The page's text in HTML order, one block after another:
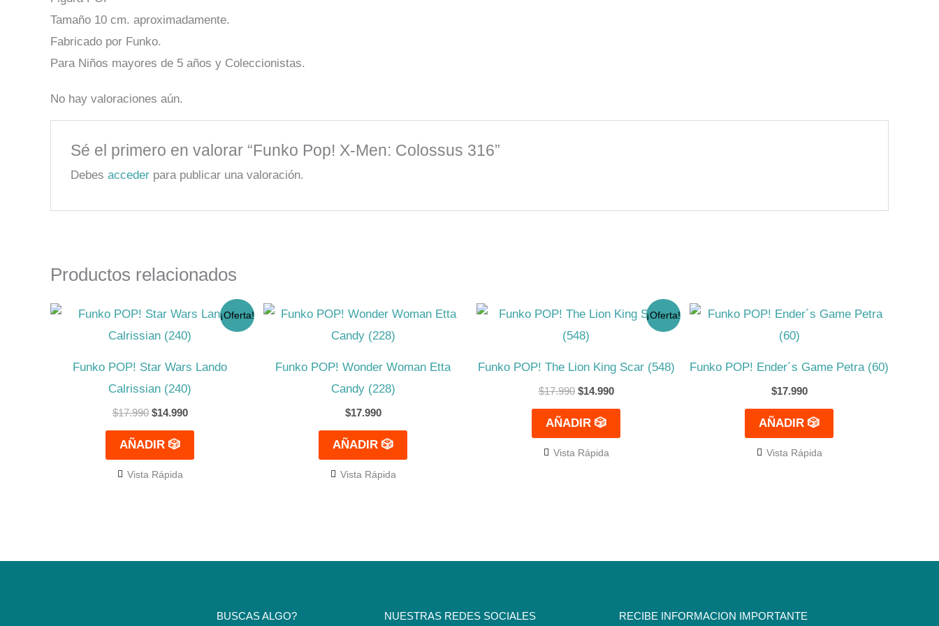
Tamaño 10 cm. aproximadamente.
Fabricado por Funko.
Para Niños mayores de 5 años y Coleccionistas.
No hay valoraciones aún.
Sé el primero en valorar “Funko Pop! X-Men: Colossus 316”
Debesacceder para publicar una valoración.
Productos relacionados
¡Oferta!
Funko POP! Star Wars Lando
Calrissian (240)
$17.990
El
original
$17.990.
$14.990
El
actual
$14.990.
AÑADIR 🎲
Vista Rápida
Funko POP! Wonder Woman Etta
Candy (228)
$17.990
AÑADIR 🎲
Vista Rápida
¡Oferta!
Funko POP! The Lion King Scar (548)
$17.990
El
original
$17.990.
$14.990
El
precio
$14.990.
AÑADIR 🎲
Vista Rápida
Funko POP! Ender´s Game Petra (60)
$17.990
AÑADIR 🎲
Vista Rápida
BUSCAS ALGO? NUESTRAS REDES SOCIALES RECIBE INFORMACION IMPORTANTE